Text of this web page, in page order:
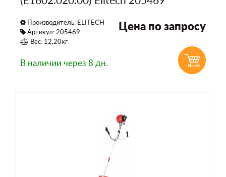
Производитель: ELITECH
Артикул: 205469
Вес: 12,20кг
Цена по запросу
В наличии через 8 дн.